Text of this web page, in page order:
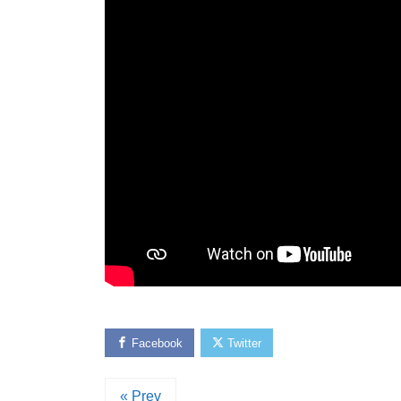
Facebook Twitter
« Prev